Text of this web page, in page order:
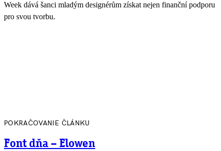
Week dává šanci mladým designérům získat nejen finanční podporu
pro svou tvorbu.
POKRAČOVANIE ČLÁNKU
Font dňa – Elowen